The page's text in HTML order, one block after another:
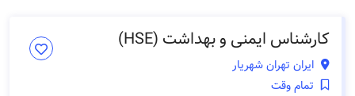
کارشناس ایمنی و بهداشت (HSE)
ایران تهران شهریار
تمام وقت